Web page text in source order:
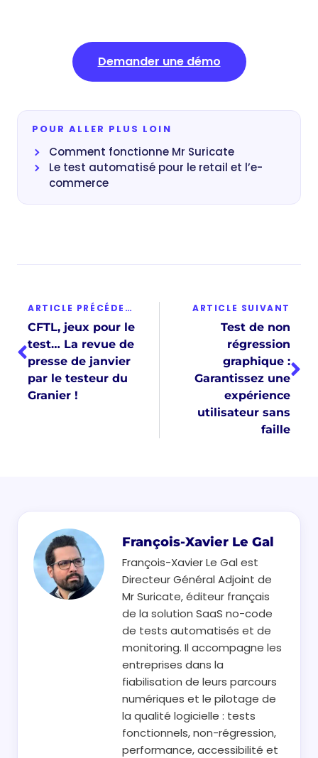
Demander une démo
POUR ALLER PLUS LOIN
Comment fonctionne Mr Suricate
Le test automatisé pour le retail et l’e-
commerce
ARTICLE PRÉCÉDENT
CFTL, jeux pour le
test… La revue de
presse de janvier
par le testeur du
Granier !
ARTICLE SUIVANT
Test de non
régression
graphique :
Garantissez une
expérience
utilisateur sans
faille
François-Xavier Le Gal
François-Xavier Le Gal est
Directeur Général Adjoint de
Mr Suricate, éditeur français
de la solution SaaS no-code
de tests automatisés et de
monitoring. Il accompagne les
entreprises dans la
fiabilisation de leurs parcours
numériques et le pilotage de
la qualité logicielle : tests
fonctionnels, non-régression,
performance, accessibilité et